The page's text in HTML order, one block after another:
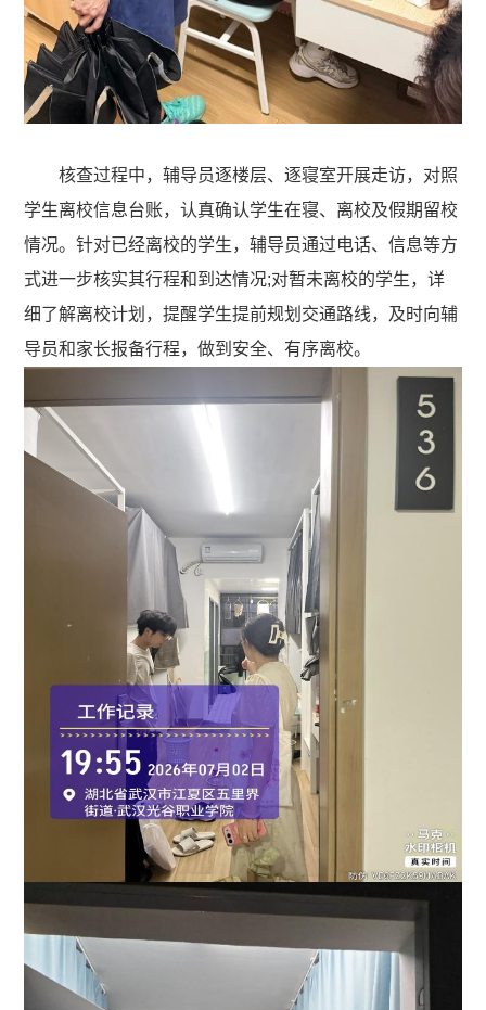
核查过程中，辅导员逐楼层、逐寝室开展走访，对照
学生离校信息台账，认真确认学生在寝、离校及假期留校
情况。针对已经离校的学生，辅导员通过电话、信息等方
式进一步核实其行程和到达情况;对暂未离校的学生，详
细了解离校计划，提醒学生提前规划交通路线，及时向辅
导员和家长报备行程，做到安全、有序离校。